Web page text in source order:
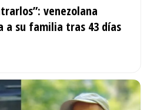
venezolana
a su familia tras 43 días